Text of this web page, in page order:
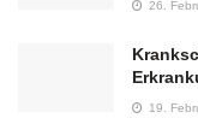
26.
19.